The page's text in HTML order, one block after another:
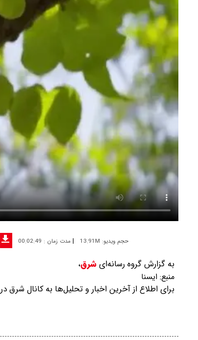
حجم ویدیو: 13.91M |مدت زمان : 00:02:49
به گزارش گروه رسانه‌ایشرق،
منبع: ايسنا
برای اطلاع از آخرین اخبار و تحلیل‌ها به کانال شرق در